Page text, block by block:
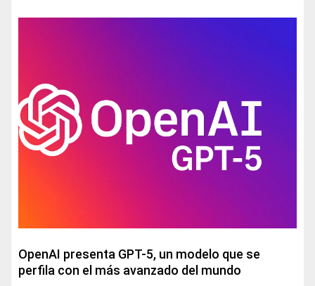
OpenAI presenta GPT-5, un modelo que se
perfila con el más avanzado del mundo